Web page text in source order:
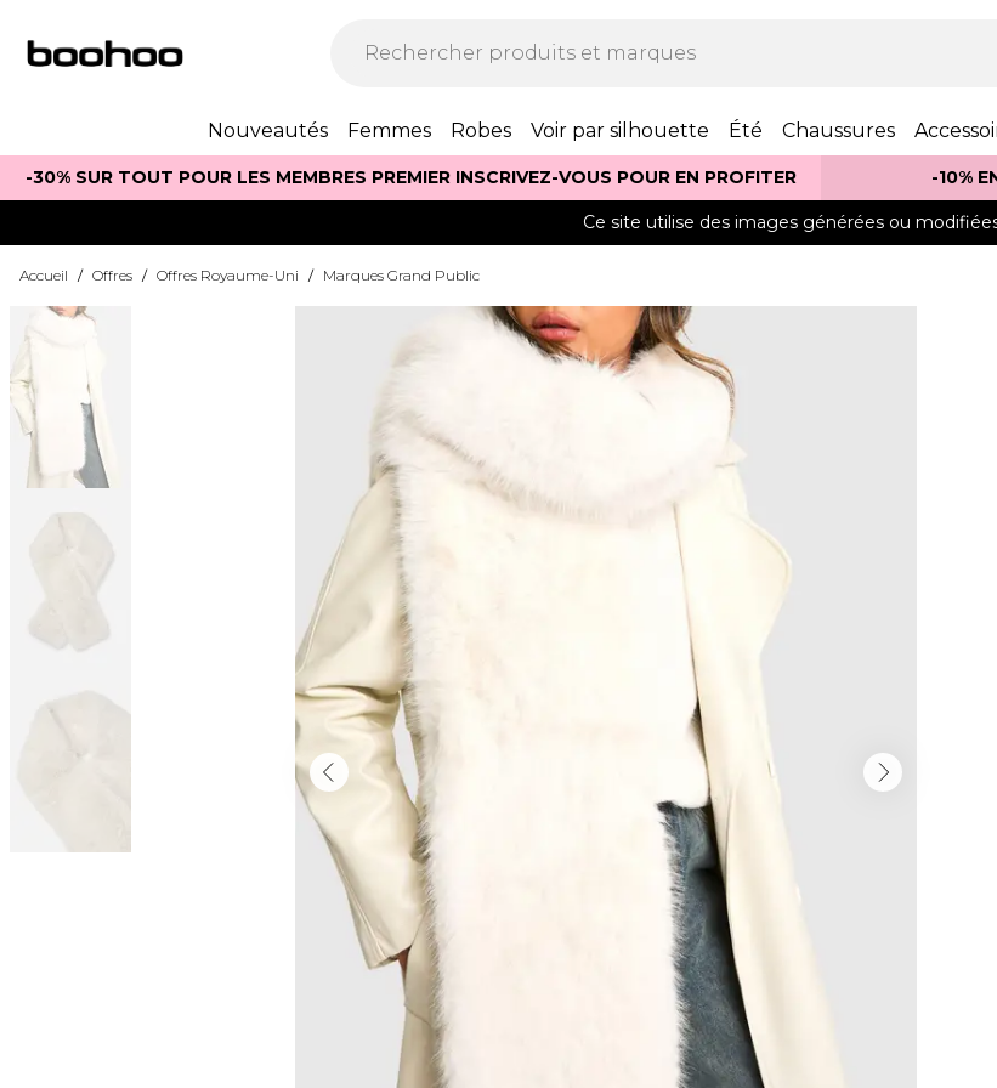
Nouveautés Femmes Robes Voir par silhouette Été Chaussures
-30% SUR TOUT POUR LES MEMBRES PREMIER INSCRIVEZ-VOUS POUR EN PROFITER -10%
Ce site utilise des images générées ou
Accueil / Offres / Offres Royaume-Uni / Marques Grand Public